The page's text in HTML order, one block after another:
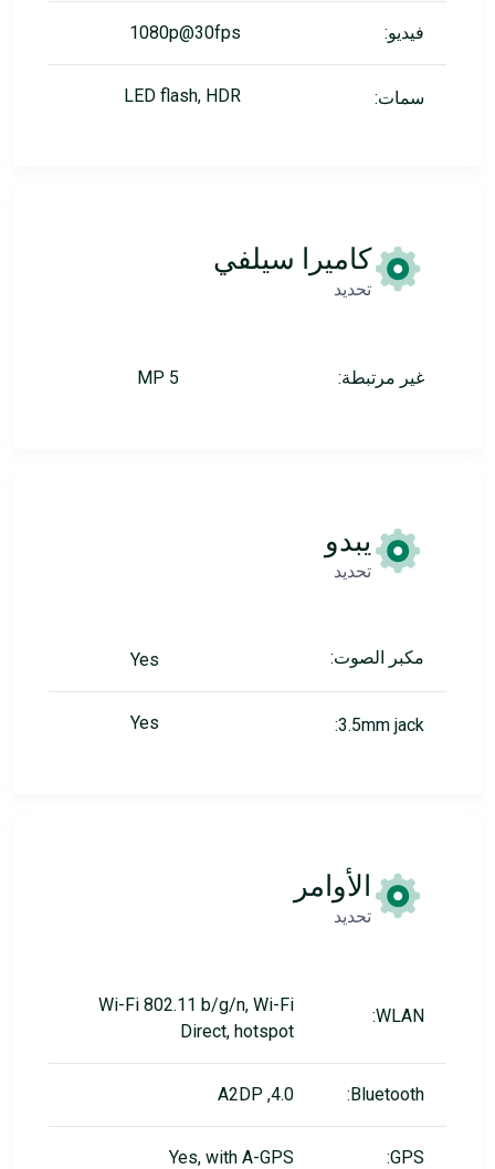
فيديو: 1080p@30fps
سمات: LED flash, HDR
كاميرا سيلفي
تحديد
غير مرتبطة: 5 MP
يبدو
تحديد
مكبر الصوت: Yes
3.5mm jack:
Yes
الأوامر
تحديد
WLAN:
Wi-Fi 802.11 b/g/n, Wi-Fi
Direct, hotspot
Bluetooth:
4.0, A2DP
GPS:
Yes, with A-GPS